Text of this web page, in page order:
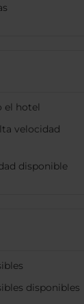
el hotel
velocidad
disponible
disponibles